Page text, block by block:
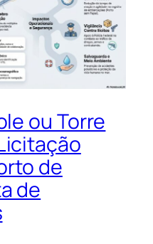
ou Torre
de
de